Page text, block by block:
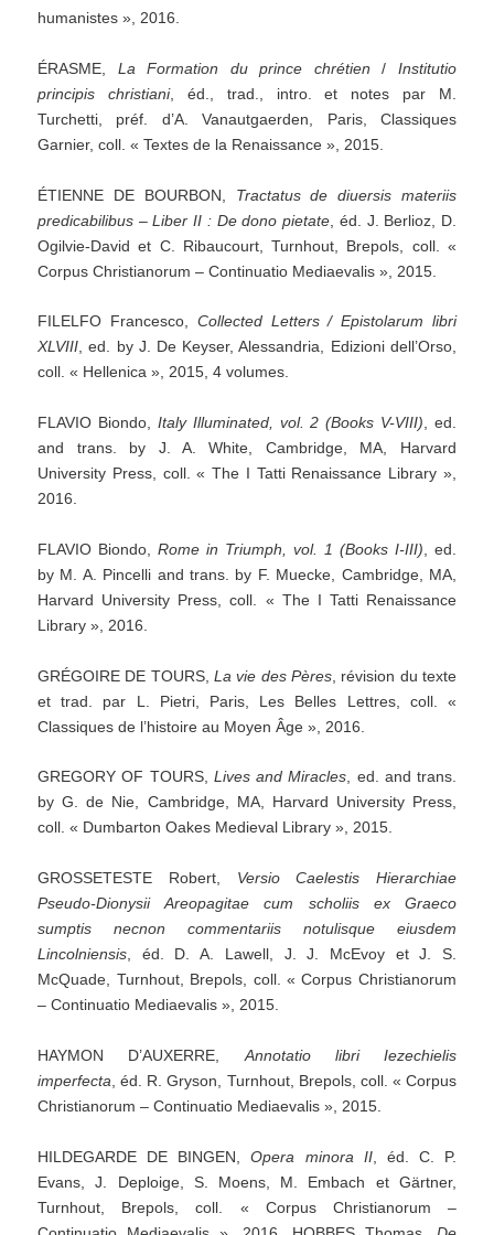
humanistes », 2016.
ÉRASME, La Formation du prince chrétien / Institutio
principis
christiani, éd., trad., intro. et notes par M.
Turchetti, préf. d’A. Vanautgaerden, Paris, Classiques
Garnier, coll. « Textes de la Renaissance », 2015.
ÉTIENNE DE BOURBON, Tractatus de diuersis materiis
predicabilibus – Liber II : De dono pietate , éd. J. Berlioz, D.
Ogilvie-David et C. Ribaucourt, Turnhout, Brepols, coll. «
Corpus Christianorum – Continuatio Mediaevalis », 2015.
FILELFO Francesco, Collected Letters / Epistolarum libri
XLVIII, ed. by J. De Keyser, Alessandria, Edizioni dell’Orso,
coll. « Hellenica », 2015, 4 volumes.
FLAVIO Biondo, Italy Illuminated, vol. 2 (Books V-VIII) , ed.
and trans. by J. A. White, Cambridge, MA, Harvard
University Press, coll. « The I Tatti Renaissance Library »,
2016.
FLAVIO Biondo,Rome in Triumph, vol. 1 (Books I-III) , ed.
by M. A. Pincelli and trans. by F. Muecke, Cambridge, MA,
Harvard University Press, coll. « The I Tatti Renaissance
Library », 2016.
GRÉGOIRE DE TOURS,La vie des Pères , révision du texte
et trad. par L. Pietri, Paris, Les Belles Lettres, coll. «
Classiques de l’histoire au Moyen Âge », 2016.
GREGORY OF TOURS, Lives and Miracles, ed. and trans.
by G. de Nie, Cambridge, MA, Harvard University Press,
coll. « Dumbarton Oakes Medieval Library », 2015.
GROSSETESTE Robert, Versio Caelestis
Hierarchiae
Pseudo-Dionysii
Areopagitae cum scholiis ex
Graeco
sumptis
necnon commentariis notulisque
eiusdem
Lincolniensis , éd. D. A. Lawell, J. J. McEvoy et J. S.
McQuade, Turnhout, Brepols, coll. « Corpus Christianorum
– Continuatio Mediaevalis », 2015.
HAYMON D’AUXERRE, Annotatio libri
Iezechielis
imperfecta , éd. R. Gryson, Turnhout, Brepols, coll. « Corpus
Christianorum – Continuatio Mediaevalis », 2015.
HILDEGARDE DE BINGEN,Opera minora II, éd. C. P.
Evans, J. Deploige, S. Moens, M. Embach et Gärtner,
Turnhout, Brepols, coll. « Corpus Christianorum –